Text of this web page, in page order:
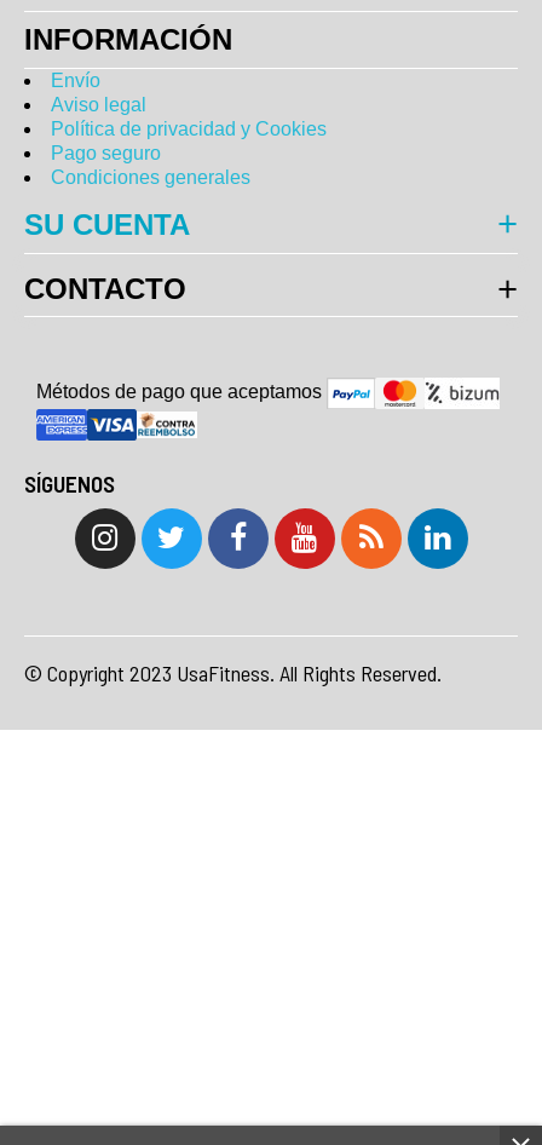
INFORMACIÓN
Envío
Aviso legal
Política de privacidad y Cookies
Pago seguro
Condiciones generales
SU CUENTA
CONTACTO
Métodos de pago que aceptamos
SÍGUENOS
© Copyright 2023 UsaFitness. All Rights Reserved.